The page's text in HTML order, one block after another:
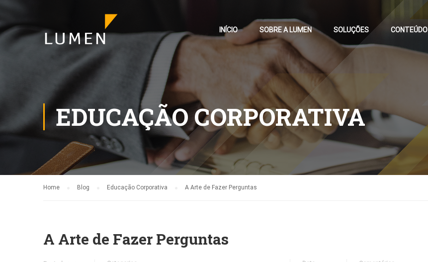
INÍCIO SOBRE A LUMEN SOLUÇÕES CONTEÚDO
EDUCAÇÃO CORPORATIVA
Home Blog Educação Corporativa A Arte de Fazer Perguntas
A Arte de Fazer Perguntas